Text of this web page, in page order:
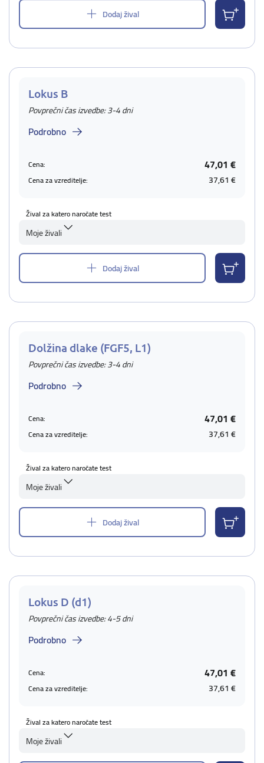
Dodaj žival
Lokus B
Povprečni čas izvedbe: 3-4 dni
Podrobno
Cena: 47,01 €
Cena za vzreditelje: 37,61 €
Žival za katero naročate test
Moje živali
Dodaj žival
Dolžina dlake (FGF5, L1)
Povprečni čas izvedbe: 3-4 dni
Podrobno
Cena: 47,01 €
Cena za vzreditelje: 37,61 €
Žival za katero naročate test
Moje živali
Dodaj žival
Lokus D (d1)
Povprečni čas izvedbe: 4-5 dni
Podrobno
Cena: 47,01 €
Cena za vzreditelje: 37,61 €
Žival za katero naročate test
Moje živali